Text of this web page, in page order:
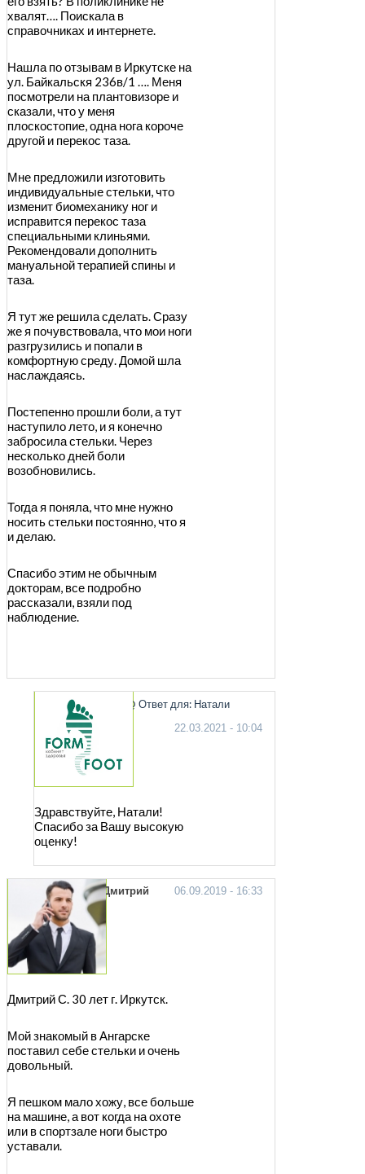
хвалят…. Поискала в
справочниках и интернете.
Нашла по отзывам в Иркутске на
ул. Байкальскя 236в/1 …. Меня
посмотрели на плантовизоре и
сказали, что у меня
плоскостопие, одна нога короче
другой и перекос таза.
Мне предложили изготовить
индивидуальные стельки, что
изменит биомеханику ног и
исправится перекос таза
специальными клиньями.
Рекомендовали дополнить
мануальной терапией спины и
таза.
Я тут же решила сделать. Сразу
же я почувствовала, что мои ноги
разгрузились и попали в
комфортную среду. Домой шла
наслаждаясь.
Постепенно прошли боли, а тут
наступило лето, и я конечно
забросила стельки. Через
несколько дней боли
возобновились.
Тогда я поняла, что мне нужно
носить стельки постоянно, что я
и делаю.
Спасибо этим не обычным
докторам, все подробно
рассказали, взяли под
наблюдение.
@ Ответ для: Натали
22.03.2021 - 10:04
Здравствуйте, Натали!
Спасибо за Вашу высокую
оценку!
Дмитрий 06.09.2019 - 16:33
Дмитрий С. 30 лет г. Иркутск.
Мой знакомый в Ангарске
поставил себе стельки и очень
довольный.
Я пешком мало хожу, все больше
на машине, а вот когда на охоте
или в спортзале ноги быстро
уставали.